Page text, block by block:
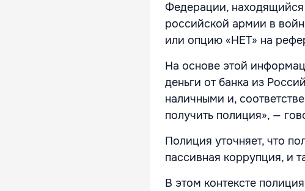
Федерации,
российской армии в
или опцию «НЕТ» на
На основе этой
деньги от банка из
наличными и,
получить полиция», —
Полиция уточняет, что
пассивная коррупция, и
В этом контексте